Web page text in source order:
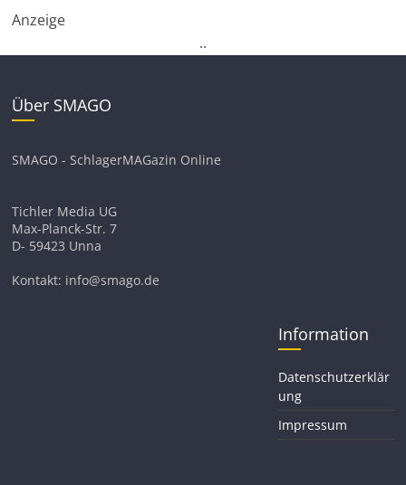
Anzeige
..
Über SMAGO
SMAGO - SchlagerMAGazin Online
Tichler Media UG
Max-Planck-Str. 7
D- 59423 Unna
Kontakt: info@smago.de
Information
Datenschutzerklär
ung
Impressum